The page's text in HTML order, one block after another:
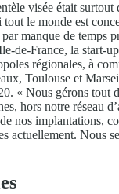
visée était surtout
le monde est
manque de temps
de-France, la start-
régionales, à
Toulouse et
« Nous gérons tout
hors notre réseau
nos implantations,
actuellement. Nous